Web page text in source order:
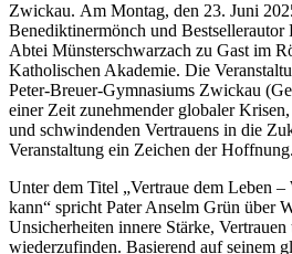
Zwickau. Am Montag, den 23. Juni
Benediktinermönch und Bestsellerautor
Abtei Münsterschwarzach zu Gast im
Katholischen Akademie. Die
Peter-Breuer-Gymnasiums Zwickau
einer Zeit zunehmender globaler
und schwindenden Vertrauens in die
Veranstaltung ein Zeichen der Hoffnung.
Unter dem Titel „Vertraue dem Leben
kann“ spricht Pater Anselm Grün über
Unsicherheiten innere Stärke,
wiederzufinden. Basierend auf seinem